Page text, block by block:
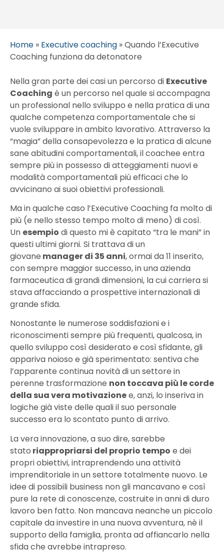
Home » Executive coaching »Quando l’Executive
Coaching funziona da detonatore
Nella gran parte dei casi un percorso di Executive
Coaching è un percorso nel quale si accompagna
un professional nello sviluppo e nella pratica di una
qualche competenza comportamentale che si
vuole sviluppare in ambito lavorativo. Attraverso la
“magia” della consapevolezza e la pratica di alcune
sane abitudini comportamentali, il coachee entra
sempre più in possesso di atteggiamenti nuovi e
modalità comportamentali più efficaci che lo
avvicinano ai suoi obiettivi professionali.
Ma in qualche caso l’Executive Coaching fa molto di
più (e nello stesso tempo molto di meno) di così.
Un esempio di questo mi è capitato “tra le mani” in
questi ultimi giorni. Si trattava di un
giovane manager di 35 anni, ormai da 11 inserito,
con sempre maggior successo, in una azienda
farmaceutica di grandi dimensioni, la cui carriera si
stava affacciando a prospettive internazionali di
grande sfida.
Nonostante le numerose soddisfazioni e i
riconoscimenti sempre più frequenti, qualcosa, in
quello sviluppo così desiderato e così sfidante, gli
appariva noioso e già sperimentato: sentiva che
l’apparente continua novità di un settore in
perenne trasformazione non toccava più le corde
della sua vera motivazionee, anzi, lo inseriva in
logiche già viste delle quali il suo personale
successo era lo scontato punto di arrivo.
La vera innovazione, a suo dire, sarebbe
stato riappropriarsi del proprio tempo e dei
propri obiettivi, intraprendendo una attività
imprenditoriale in un settore totalmente nuovo. Le
idee di possibili business non gli mancavano e così
pure la rete di conoscenze, costruite in anni di duro
lavoro ben fatto. Non mancava neanche un piccolo
capitale da investire in una nuova avventura, nè il
supporto della famiglia, pronta ad affiancarlo nella
sfida che avrebbe intrapreso.